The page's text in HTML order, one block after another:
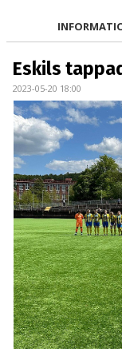
DOKUMENT
KONTAKT
MATCHER
DIV. 1 SÖDRA
DAM AKADEMI -
Eskils
2023-05-20 18:00